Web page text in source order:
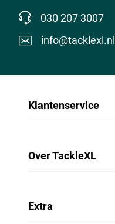
030 207 3007
info@tacklexl.nl
Klantenservice
Over TackleXL
Extra